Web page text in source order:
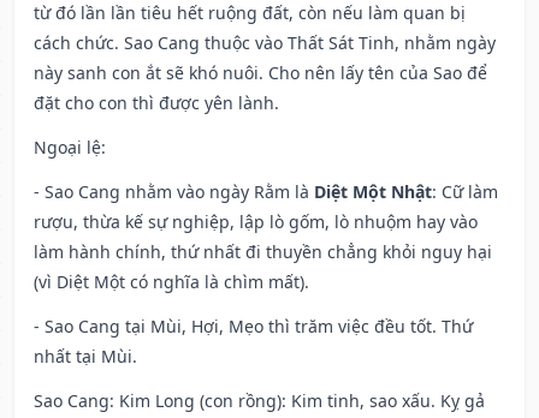
từ đó lần lần tiêu hết ruộng đất, còn nếu làm quan bị
cách chức. Sao Cang thuộc vào Thất Sát Tinh, nhằm ngày
này sanh con ắt sẽ khó nuôi. Cho nên lấy tên của Sao để
đặt cho con thì được yên lành.
Ngoại lệ:
- Sao Cang nhằm vào ngày Rằm là Diệt Một Nhật: Cữ làm
rượu, thừa kế sự nghiệp, lập lò gốm, lò nhuộm hay vào
làm hành chính, thứ nhất đi thuyền chẳng khỏi nguy hại
(vì Diệt Một có nghĩa là chìm mất).
- Sao Cang tại Mùi, Hợi, Mẹo thì trăm việc đều tốt. Thứ
nhất tại Mùi.
Sao Cang: Kim Long (con rồng): Kim tinh, sao xấu. Kỵ gả